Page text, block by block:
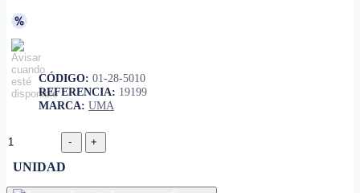
CÓDIGO: 01-28-5010
REFERENCIA: 19199
MARCA: UMA
UNIDAD